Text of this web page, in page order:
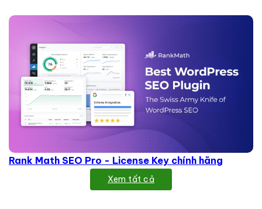
Rank Math SEO Pro - License Key chính hãng
Xem tất cả